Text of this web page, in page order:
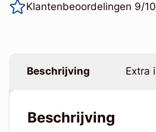
Klantenbeoordelingen 9/10
Beschrijving Extra
Beschrijving